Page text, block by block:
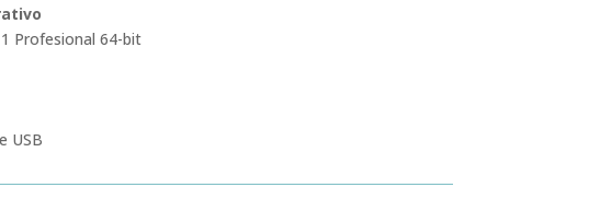
Profesional 64-bit
USB